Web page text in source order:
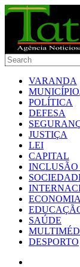
VARANDA
MUNICÍPIO
POLÍTICA
DEFESA
JUSTIÇA
LEI
CAPITAL
INCLUSÃO
ECONOMIA
SAÚDE
DESPORTO